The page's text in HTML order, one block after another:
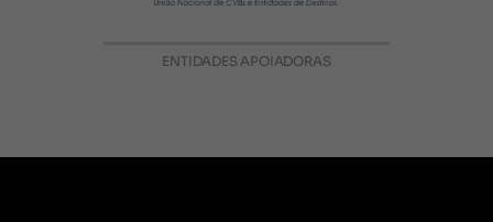
ENTIDADES APOIADORAS